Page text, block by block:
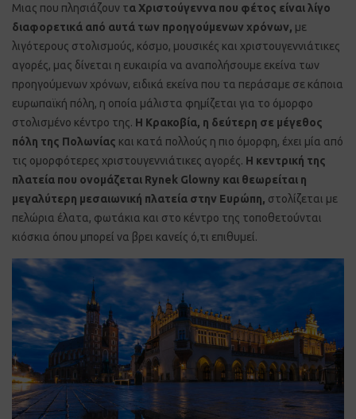
Μιας που πλησιάζουν τα Χριστούγεννα που φέτος είναι λίγο
διαφορετικά από αυτά των προηγούμενων χρόνων, με
λιγότερους στολισμούς, κόσμο, μουσικές και χριστουγεννιάτικες
αγορές, μας δίνεται η ευκαιρία να αναπολήσουμε εκείνα των
προηγούμενων χρόνων, ειδικά εκείνα που τα περάσαμε σε κάποια
ευρωπαϊκή πόλη, η οποία μάλιστα φημίζεται για το όμορφο
στολισμένο κέντρο της. Η Κρακοβία, η δεύτερη σε μέγεθος
πόλη της Πολωνίας και κατά πολλούς η πιο όμορφη, έχει μία από
τις ομορφότερες χριστουγεννιάτικες αγορές. Η κεντρική της
πλατεία που ονομάζεται Rynek Glowny και θεωρείται η
μεγαλύτερη μεσαιωνική πλατεία στην Ευρώπη, στολίζεται με
πελώρια έλατα, φωτάκια και στο κέντρο της τοποθετούνται
κιόσκια όπου μπορεί να βρει κανείς ό,τι επιθυμεί.